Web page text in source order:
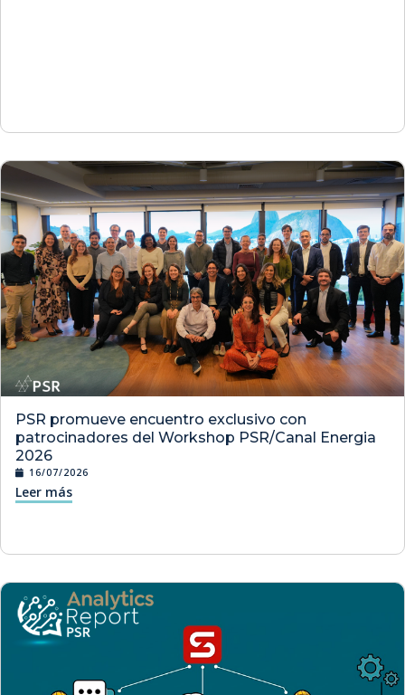
PSR promueve encuentro exclusivo con
patrocinadores del Workshop PSR/Canal Energia
2026
16/07/2026
Leer más